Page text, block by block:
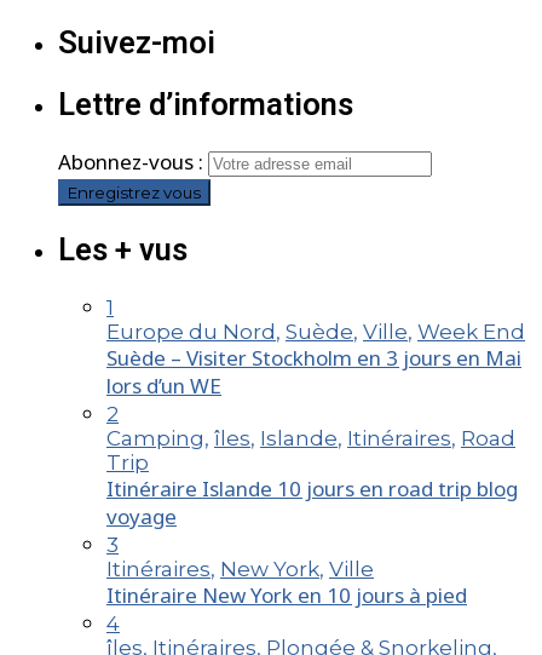
Suivez-moi
Lettre d’informations
Abonnez-vous :
Les + vus
1
Europe du Nord , Suède, Ville, Week End
Suède – Visiter Stockholm en 3 jours en Mai
lors d’un WE
2
Camping, îles, Islande, Itinéraires, Road
Trip
Itinéraire Islande 10 jours en road trip blog
voyage
3
Itinéraires, New York, Ville
Itinéraire New York en 10 jours à pied
4
îles, Itinéraires, Plongée & Snorkeling,